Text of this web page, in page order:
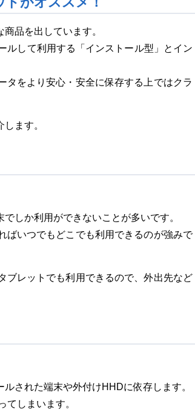
品を出しています。
ルして利用する「インストール型」とイン
タをより安心・安全に保存する上ではクラ
ます。
しか利用ができないことが多いです。
ばいつでもどこでも利用できるのが強みで
ブレットでも利用できるので、外出先など
された端末や外付けHHDに依存します。
しまいます。